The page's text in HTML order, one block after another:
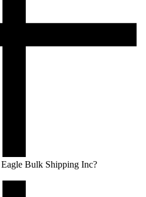
Bulk Shipping Inc?